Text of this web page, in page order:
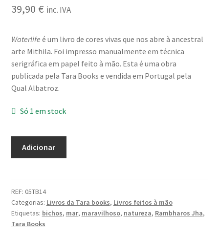
39,90 € inc. IVA
Waterlife é um livro de cores vivas que nos abre à ancestral
arte Mithila. Foi impresso manualmente em técnica
serigráfica em papel feito à mão. Esta é uma obra
publicada pela Tara Books e vendida em Portugal pela
Qual Albatroz.
Só 1 em stock
Adicionar
REF: 05TB14
Categorias: Livros da Tara books, Livros feitos à mão
Etiquetas: bichos, mar, maravilhoso, natureza, Rambharos Jha,
Tara Books